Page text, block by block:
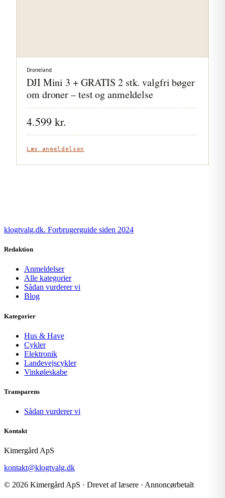
Droneland
DJI Mini 3 + GRATIS 2 stk. valgfri bøger
om droner – test og anmeldelse
4.599 kr.
Læs anmeldelsen
klogtvalg.dk. Forbrugerguide siden 2024
Redaktion
Anmeldelser
Alle kategorier
Sådan vurderer vi
Blog
Kategorier
Hus & Have
Cykler
Elektronik
Landevejscykler
Vinkøleskabe
Transparens
Sådan vurderer vi
Kontakt
Kimergård ApS
kontakt@klogtvalg.dk
© 2026 Kimergård ApS · Drevet af læsere · Annoncørbetalt